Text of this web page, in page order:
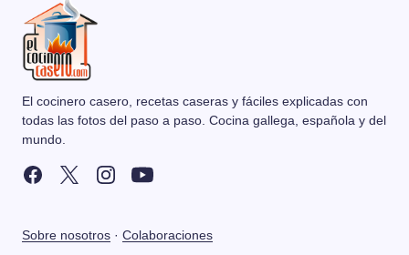
El cocinero casero, recetas caseras y fáciles explicadas con
todas las fotos del paso a paso. Cocina gallega, española y del
mundo.
Sobre nosotros · Colaboraciones